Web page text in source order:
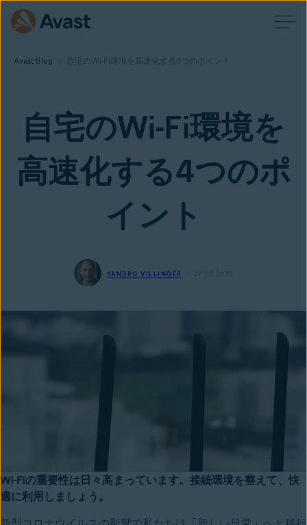
Avast Blog 自宅のWi-Fi環境を高速化する4つのポイント
自宅のWi-Fi環境を
高速化する4つのポ
イント
SANDRO VILLINGER
Wi-Fiの重要性は日々高まっています。接続環境を整えて、快
適に利用しましょう。